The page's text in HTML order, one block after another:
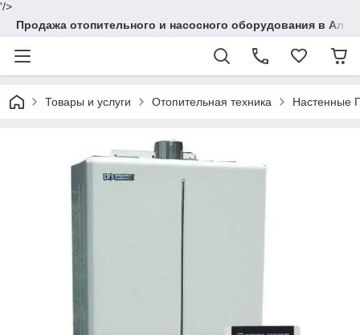
'/>
Продажа отопительного и насосного оборудования в
Товары и услуги Отопительная техника Настенные